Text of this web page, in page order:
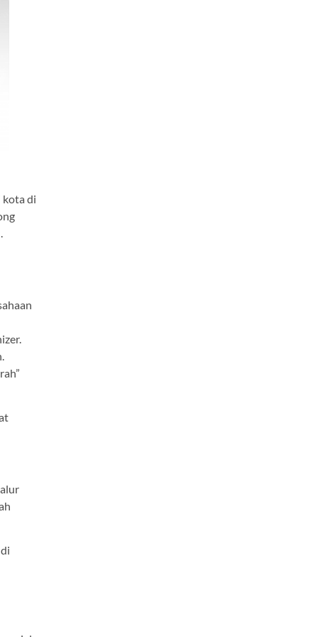
kota di